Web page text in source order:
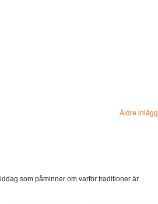
Äldre inlägg
som påminner om varför traditioner är